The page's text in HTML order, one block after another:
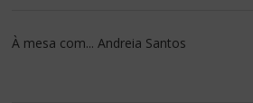
À mesa com... Andreia Santos